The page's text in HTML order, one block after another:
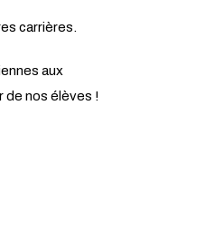
carrières.
aux
de nos élèves !